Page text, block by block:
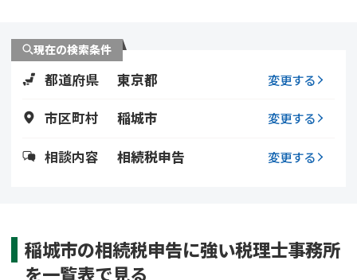
相続人調査
相続登記
現在の検索条件
都道府県 東京都 変更する
市区町村 稲城市 変更する
相談内容 相続税申告 変更する
稲城市の相続税申告に強い税理士事務所
を一覧表で見る